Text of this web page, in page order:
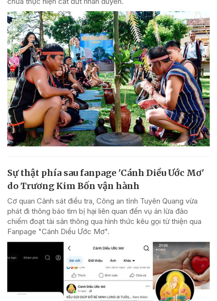
Sự thật phía sau fanpage 'Cánh Diều Ước Mơ'
do Trương Kim Bốn vận hành
Cơ quan Cảnh sát điều tra, Công an tỉnh Tuyên Quang vừa
phát đi thông báo tìm bị hại liên quan đến vụ án lừa đảo
chiếm đoạt tài sản thông qua hình thức kêu gọi từ thiện qua
Fanpage "Cánh Diều Ước Mơ".